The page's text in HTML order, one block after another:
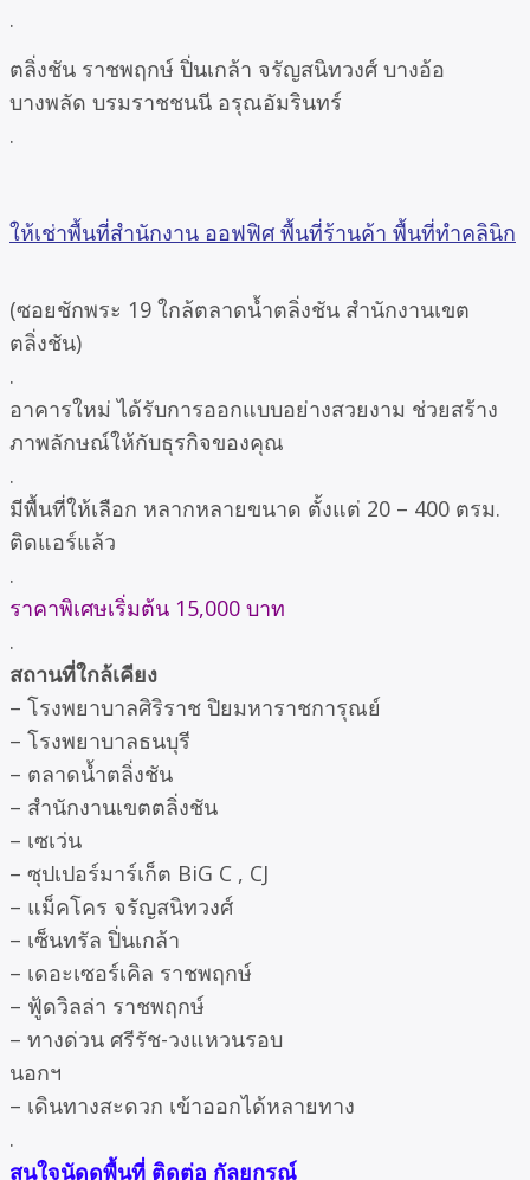
.
ตลิ่งชัน ราชพฤกษ์ ปิ่นเกล้า จรัญสนิทวงศ์ บางอ้อ
บางพลัด บรมราชชนนี อรุณอัมรินทร์
.
ให้เช่าพื้นที่สำนักงาน ออฟฟิศ พื้นที่ร้านค้า พื้นที่ทำคลินิก
(ซอยชักพระ 19 ใกล้ตลาดน้ำตลิ่งชัน สำนักงานเขต
ตลิ่งชัน)
.
อาคารใหม่ ได้รับการออกแบบอย่างสวยงาม ช่วยสร้าง
ภาพลักษณ์ให้กับธุรกิจของคุณ
.
มีพื้นที่ให้เลือก หลากหลายขนาด ตั้งแต่ 20 – 400 ตรม.
ติดแอร์แล้ว
.
ราคาพิเศษเริ่มต้น 15,000 บาท
.
สถานที่ใกล้เคียง
– โรงพยาบาลศิริราช ปิยมหาราชการุณย์
– โรงพยาบาลธนบุรี
– ตลาดน้ำตลิ่งชัน
– สำนักงานเขตตลิ่งชัน
– เซเว่น
– ซุปเปอร์มาร์เก็ต BiG C , CJ
– แม็คโคร จรัญสนิทวงศ์
– เซ็นทรัล ปิ่นเกล้า
– เดอะเซอร์เคิล ราชพฤกษ์
– ฟู้ดวิลล่า ราชพฤกษ์
– ทางด่วน ศรีรัช-วงแหวนรอบ
นอกฯ
– เดินทางสะดวก เข้าออกได้หลายทาง
.
สนใจนัดดูพื้นที่ ติดต่อ กัลยกรณ์